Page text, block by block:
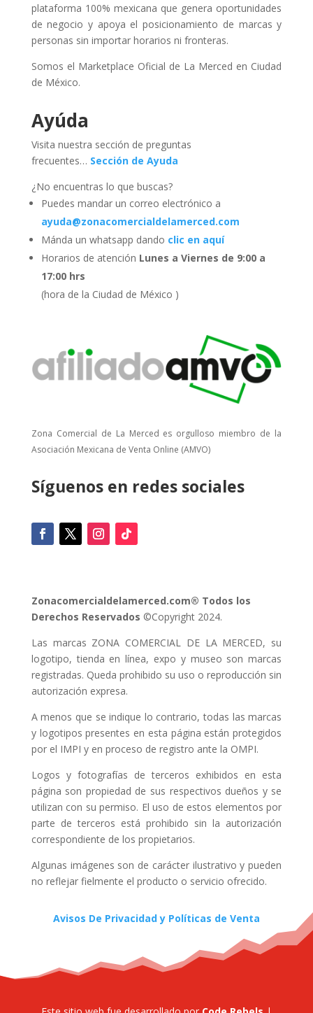
plataforma 100% mexicana que genera oportunidades
de negocio y apoya el posicionamiento de marcas y
personas sin importar horarios ni fronteras.
Somos el Marketplace Oficial de La Merced en Ciudad
de México.
Ayúda
Visita nuestra sección de preguntas
frecuentes… Sección de Ayuda
¿No encuentras lo que buscas?
Puedes mandar un correo electrónico a
ayuda@zonacomercialdelamerced.com
Mánda un whatsapp dando clic en aquí
Horarios de atención Lunes a Viernes de 9:00 a
17:00 hrs
(hora de la Ciudad de México )
Zona Comercial de La Merced es orgulloso miembro de la
Asociación Mexicana de Venta Online (AMVO)
Síguenos en redes sociales
Zonacomercialdelamerced.com® Todos los
Derechos Reservados ©Copyright 2024.
Las marcas ZONA COMERCIAL DE LA MERCED, su
logotipo, tienda en línea, expo y museo son marcas
registradas. Queda prohibido su uso o reproducción sin
autorización expresa.
A menos que se indique lo contrario, todas las marcas
y logotipos presentes en esta página están protegidos
por el IMPI y en proceso de registro ante la OMPI.
Logos y fotografías de terceros exhibidos en esta
página son propiedad de sus respectivos dueños y se
utilizan con su permiso. El uso de estos elementos por
parte de terceros está prohibido sin la autorización
correspondiente de los propietarios.
Algunas imágenes son de carácter ilustrativo y pueden
no reflejar fielmente el producto o servicio ofrecido.
Avisos De Privacidad y Políticas de Venta